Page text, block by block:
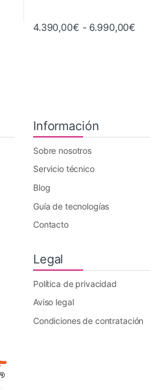
4.390,00€ - 6.990,00€
Este producto tiene múltiples
Información
Sobre nosotros
Servicio técnico
Blog
Guía de tecnologías
Contacto
Legal
Política de privacidad
Aviso legal
Condiciones de contratación